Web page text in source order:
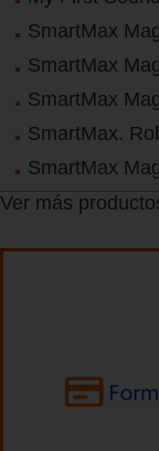
SmartMax
SmartMax
SmartMax
SmartMax.
SmartMax
Ver más